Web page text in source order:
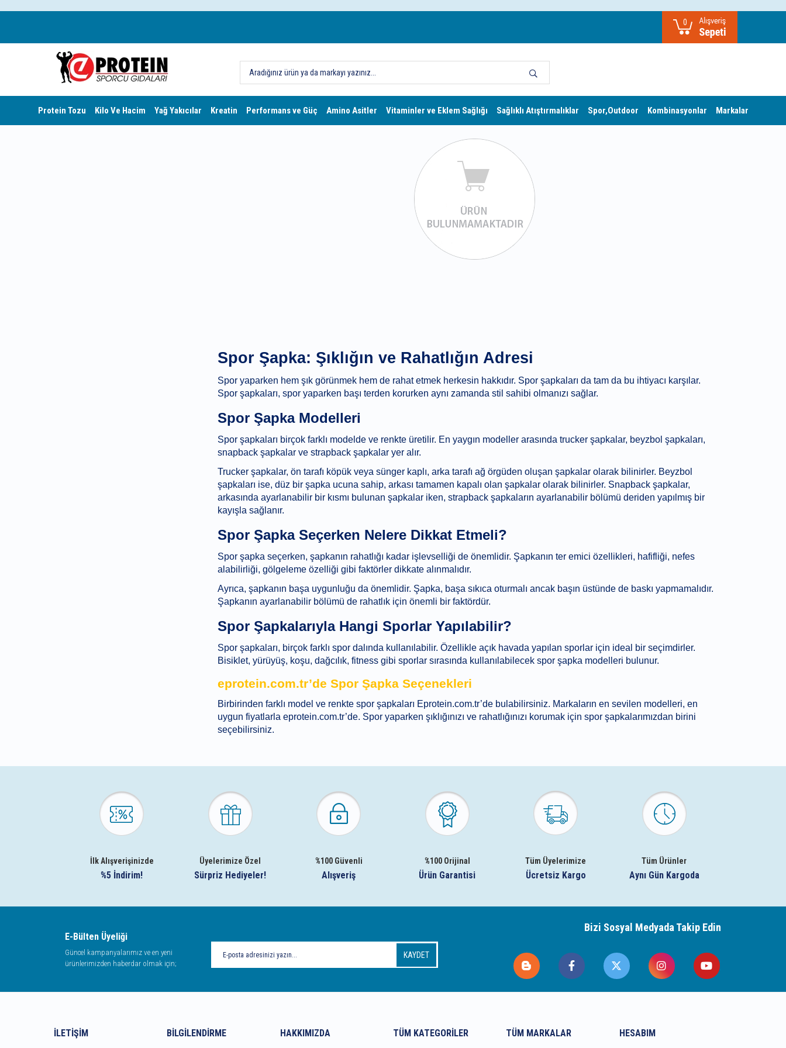
0
Protein Tozu Kilo Ve Hacim Yağ Yakıcılar Kreatin Performans ve Güç Amino Asitler Vitaminler ve Eklem Sağlığı Sağlıklı Atıştırmalıklar Spor,Outdoor Kombinasyonlar Markalar
Spor Şapka: Şıklığın ve Rahatlığın Adresi
Spor yaparken hem şık görünmek hem de rahat etmek herkesin hakkıdır. Spor şapkaları da tam da bu ihtiyacı karşılar.
Spor şapkaları, spor yaparken başı terden korurken aynı zamanda stil sahibi olmanızı sağlar.
Spor Şapka Modelleri
Spor şapkaları birçok farklı modelde ve renkte üretilir. En yaygın modeller arasında trucker şapkalar, beyzbol şapkaları,
snapback şapkalar ve strapback şapkalar yer alır.
Trucker şapkalar, ön tarafı köpük veya sünger kaplı, arka tarafı ağ örgüden oluşan şapkalar olarak bilinirler. Beyzbol
şapkaları ise, düz bir şapka ucuna sahip, arkası tamamen kapalı olan şapkalar olarak bilinirler. Snapback şapkalar,
arkasında ayarlanabilir bir kısmı bulunan şapkalar iken, strapback şapkaların ayarlanabilir bölümü deriden yapılmış bir
kayışla sağlanır.
Spor Şapka Seçerken Nelere Dikkat Etmeli?
Spor şapka seçerken, şapkanın rahatlığı kadar işlevselliği de önemlidir. Şapkanın ter emici özellikleri, hafifliği, nefes
alabilirliği, gölgeleme özelliği gibi faktörler dikkate alınmalıdır.
Ayrıca, şapkanın başa uygunluğu da önemlidir. Şapka, başa sıkıca oturmalı ancak başın üstünde de baskı yapmamalıdır.
Şapkanın ayarlanabilir bölümü de rahatlık için önemli bir faktördür.
Spor Şapkalarıyla Hangi Sporlar Yapılabilir?
Spor şapkaları, birçok farklı spor dalında kullanılabilir. Özellikle açık havada yapılan sporlar için ideal bir seçimdirler.
Bisiklet, yürüyüş, koşu, dağcılık, fitness gibi sporlar sırasında kullanılabilecek spor şapka modelleri bulunur.
eprotein.com.tr’de Spor Şapka Seçenekleri
Birbirinden farklı model ve renkte spor şapkaları Eprotein.com.tr’de bulabilirsiniz. Markaların en sevilen modelleri, en
uygun fiyatlarla eprotein.com.tr’de. Spor yaparken şıklığınızı ve rahatlığınızı korumak için spor şapkalarımızdan birini
seçebilirsiniz.
İlk Alışverişinizde
%5 İndirim!
Üyelerimize Özel
Sürpriz Hediyeler!
%100 Güvenli
Alışveriş
%100 Orijinal
Ürün Garantisi
Tüm Üyelerimize
Ücretsiz Kargo
Tüm Ürünler
Aynı Gün Kargoda
E-Bülten Üyeliği
Güncel kampanyalarımız ve en yeni
ürünlerimizden haberdar olmak için;
KAYDET
Bizi Sosyal Medyada Takip Edin
İLETIŞIM BILGILENDIRME HAKKIMIZDA TÜM KATEGORILER TÜM MARKALAR HESABIM